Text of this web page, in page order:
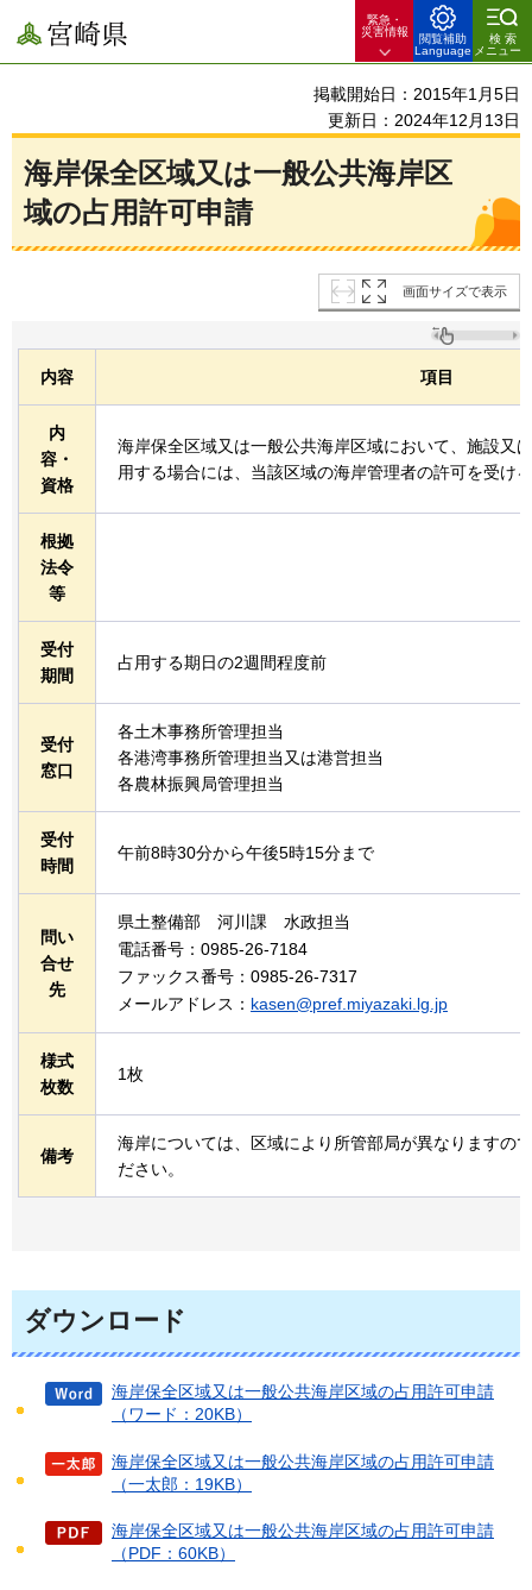
宮崎県
緊急・
災害情報
閲覧補助
Language
検索
メニュー
掲載開始日：2015年1月5日
更新日：2024年12月13日
海岸保全区域又は一般公共海岸区
域の占用許可申請
画面サイズで表示
内容 項目
内
容・
資格
海岸保全区域又は一般公共海岸区域において、施設又
用する場合には、当該区域の海岸管理者の許可を受け
根拠
法令
等
受付
期間
占用する期日の2週間程度前
受付
窓口
各土木事務所管理担当
各港湾事務所管理担当又は港営担当
各農林振興局管理担当
受付
時間
午前8時30分から午後5時15分まで
問い
合せ
先
県土整備部 河川課 水政担当
電話番号：0985-26-7184
ファックス番号：0985-26-7317
メールアドレス： kasen@pref.miyazaki.lg.jp
様式
枚数
1枚
備考
海岸については、区域により所管部局が異なりますの
ださい。
ダウンロード
海岸保全区域又は一般公共海岸区域の占用許可申請
（ワード：20KB）
海岸保全区域又は一般公共海岸区域の占用許可申請
（一太郎：19KB）
海岸保全区域又は一般公共海岸区域の占用許可申請
（PDF：60KB）